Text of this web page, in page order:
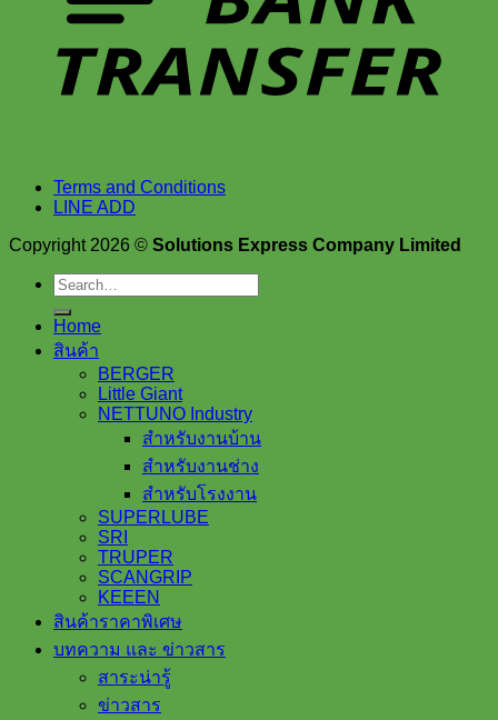
Terms and Conditions
LINE ADD
Copyright 2026 © Solutions Express Company Limited
Search
for:
Home
สินค้า
BERGER
Little Giant
NETTUNO Industry
สำหรับงานบ้าน
สำหรับงานช่าง
สำหรับโรงงาน
SUPERLUBE
SRI
TRUPER
SCANGRIP
KEEEN
สินค้าราคาพิเศษ
บทความ และ ข่าวสาร
สาระน่ารู้
ข่าวสาร